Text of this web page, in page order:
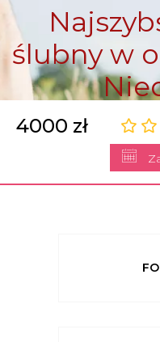
ślubny w
4000 zł